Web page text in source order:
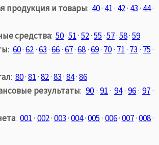
продукция и товары: 40· 41· 42· 43· 44·
средства: 50·51·52·55·57·58·59
: 60·62·63·66·67·68·69· 70· 71· 73 · 75·
: 80·81·82·83·84·86
результаты:90·91 · 94·96· 97·
:001· 002·003·004·005· 006·007·008·